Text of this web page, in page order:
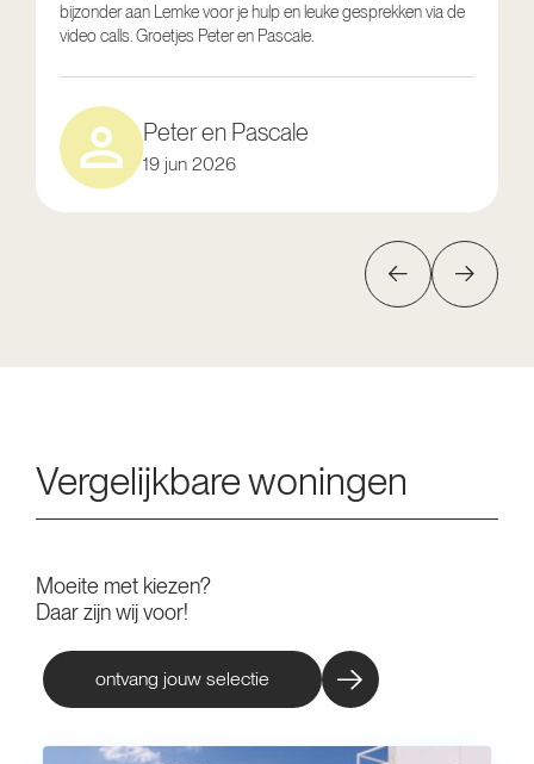
bijzonder aan Lemke voor je hulp en leuke gesprekken via de
video calls. Groetjes Peter en Pascale.
Peter en Pascale
19 jun 2026
Vergelijkbare woningen
Moeite met kiezen?
Daar zijn wij voor!
ontvang jouw selectie